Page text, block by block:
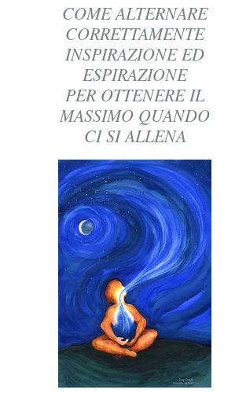
COME ALTERNARE
CORRETTAMENTE
INSPIRAZIONE ED
ESPIRAZIONE
PER OTTENERE IL
MASSIMO QUANDO
CI SI ALLENA